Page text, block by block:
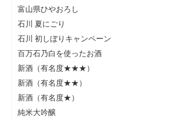
富山県ひやおろし
石川 夏にごり
石川 初しぼりキャンペーン
百万石乃白を使ったお酒
新酒（有名度★★★）
新酒（有名度★★）
新酒（有名度★）
純米大吟醸